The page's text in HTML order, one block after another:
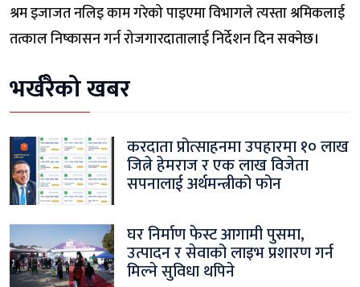
श्रम इजाजत नलिइ काम गरेको पाइएमा विभागले त्यस्ता श्रमिकलाई
तत्काल निष्कासन गर्न रोजगारदातालाई निर्देशन दिन सक्नेछ।
भर्खरैको खबर
करदाता प्रोत्साहनमा उपहारमा १० लाख
जित्ने हेमराज र एक लाख विजेता
सपनालाई अर्थमन्त्रीको फोन
घर निर्माण फेस्ट आगामी पुसमा,
उत्पादन र सेवाको लाइभ प्रशारण गर्न
मिल्ने सुविधा थपिने